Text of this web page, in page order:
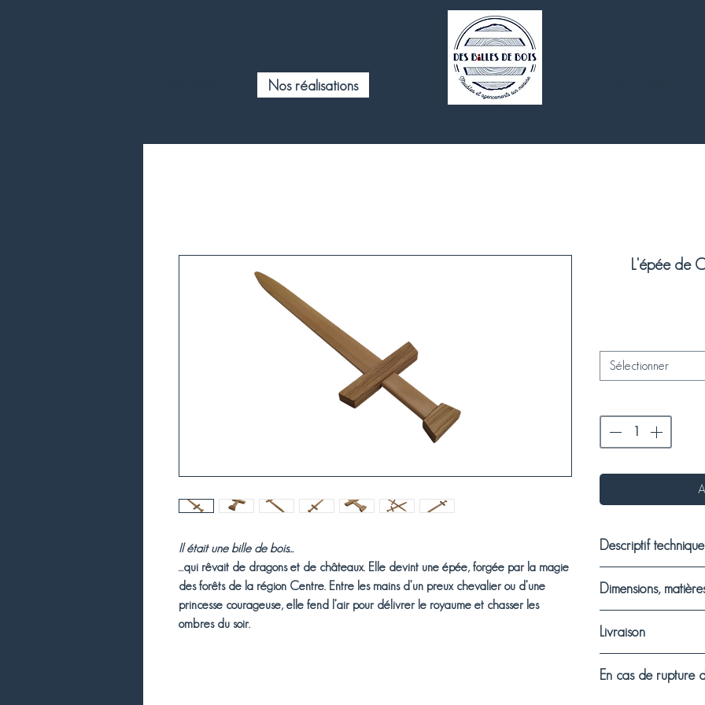
Nos réalisations
Il était une bille de bois…
…qui rêvait de dragons et de châteaux. Elle devint une épée, forgée par la magie
des forêts de la région Centre. Entre les mains d’un preux chevalierou d’une
princesse courageuse, elle fend l’air pour délivrer le royaume et chasser les
ombres du soir.
L'épée de
Sélectionner
Descriptif technique
Centre, le bois de
Bois à Athée-sur-
finition compatible
aventures les plus
arêtes arrondies
Dimensions,
Petite : 368 x 135 x
Moyenne : 468 x
Matières :
Livraison
Retrait gratuit à
En cas de rupture